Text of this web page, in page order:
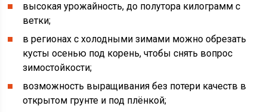
высокая урожайность, до полутора килограмм с
ветки;
в регионах с холодными зимами можно обрезать
кусты осенью под корень, чтобы снять вопрос
зимостойкости;
возможность выращивания без потери качеств в
открытом грунте и под плёнкой;